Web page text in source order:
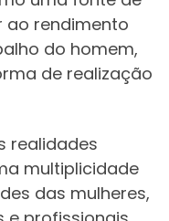
ao rendimento
do homem,
de realização
realidades
multiplicidade
das mulheres,